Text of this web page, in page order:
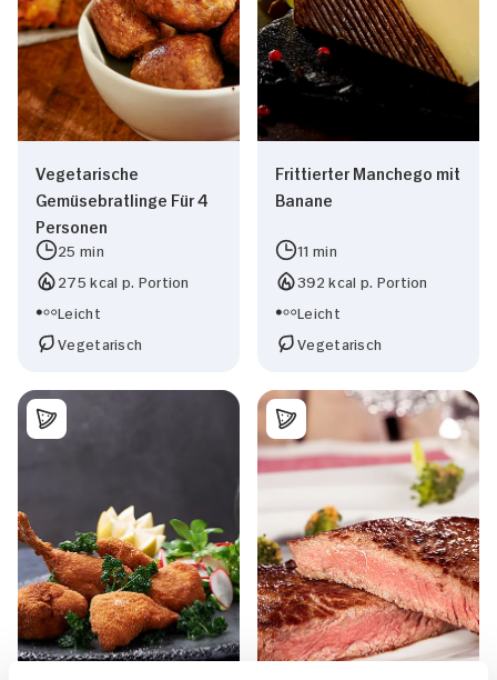
Vegetarische
Gemüsebratlinge Für 4
Personen
25 min
275 kcal p. Portion
Leicht
Vegetarisch
Frittierter Manchego mit
Banane
11 min
392 kcal p. Portion
Leicht
Vegetarisch